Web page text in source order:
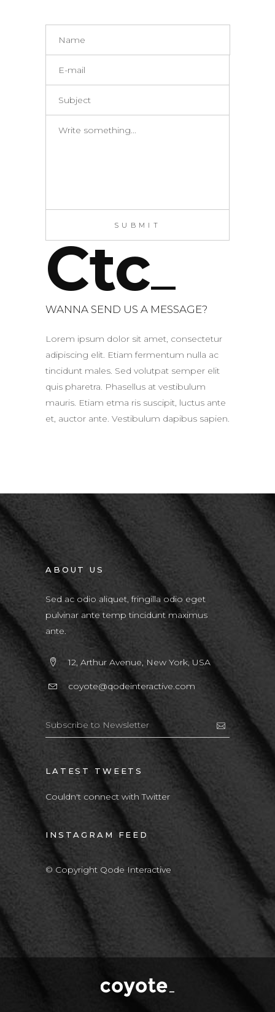
Ctc
WANNA SEND US A MESSAGE?
Lorem ipsum dolor sit amet, consectetur
adipiscing elit. Etiam fermentum nulla ac
tincidunt males. Sed volutpat semper elit
quis pharetra. Phasellus at vestibulum
mauris. Etiam etma ris suscipit, luctus ante
et, auctor ante. Vestibulum dapibus sapien.
ABOUT US
Sed ac odio aliquet, fringilla odio eget
pulvinar ante temp tincidunt maximus
ante.
12, Arthur Avenue, New York, USA
coyote@qodeinteractive.com
LATEST TWEETS
Couldn't connect with Twitter
INSTAGRAM FEED
© Copyright Qode Interactive